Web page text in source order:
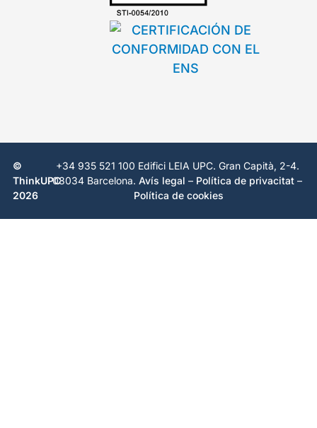
©
ThinkUPC
2026
+34 935 521 100 Edifici LEIA UPC. Gran Capità, 2-4.
08034 Barcelona.Avís legal – Política de privacitat –
Política de cookies